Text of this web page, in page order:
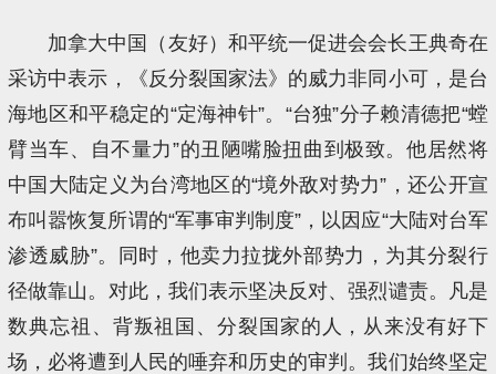
加拿大中国（友好）和平统一促进会会长王典奇在
采访中表示，《反分裂国家法》的威力非同小可，是台
海地区和平稳定的“定海神针”。“台独”分子赖清德把“螳
臂当车、自不量力”的丑陋嘴脸扭曲到极致。他居然将
中国大陆定义为台湾地区的“境外敌对势力”，还公开宣
布叫嚣恢复所谓的“军事审判制度”，以因应“大陆对台军
渗透威胁”。同时，他卖力拉拢外部势力，为其分裂行
径做靠山。对此，我们表示坚决反对、强烈谴责。凡是
数典忘祖、背叛祖国、分裂国家的人，从来没有好下
场，必将遭到人民的唾弃和历史的审判。我们始终坚定